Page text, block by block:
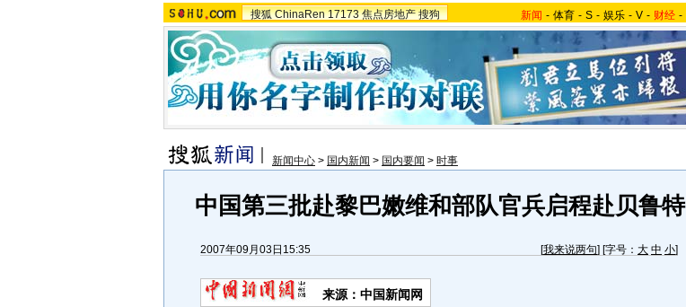
搜狐 ChinaRen 17173 焦点房地产 搜狗 新闻 - 体育 - S - 娱乐 - V - 财经 -
新闻中心 > 国内新闻 > 国内要闻 > 时事
中国第三批赴黎巴嫩维和部队官兵启程赴贝鲁特
2007年09月03日15:35 [我来说两句] [字号： 大 中 小]
来源：中国新闻网